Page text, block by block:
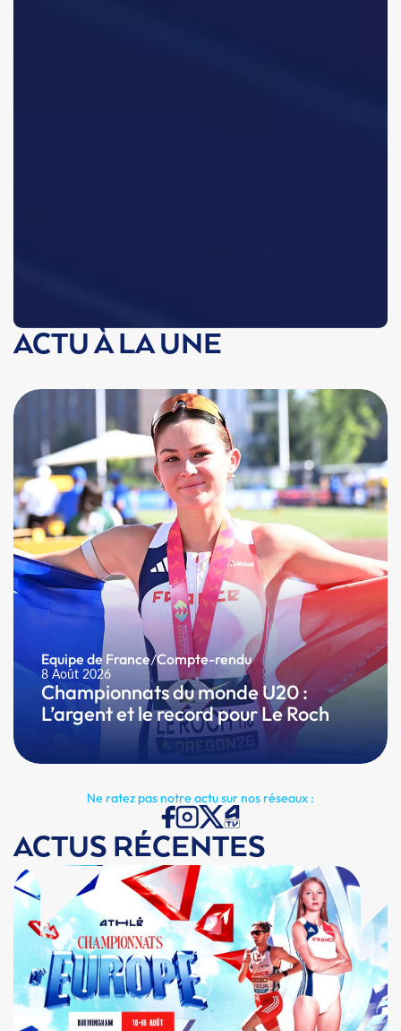
ACTU À LA UNE
Equipe de France/Compte-rendu
8 Août 2026
Championnats du monde U20 :
L’argent et le record pour Le Roch
Ne ratez pas notre actu sur nos réseaux :
ACTUS RÉCENTES